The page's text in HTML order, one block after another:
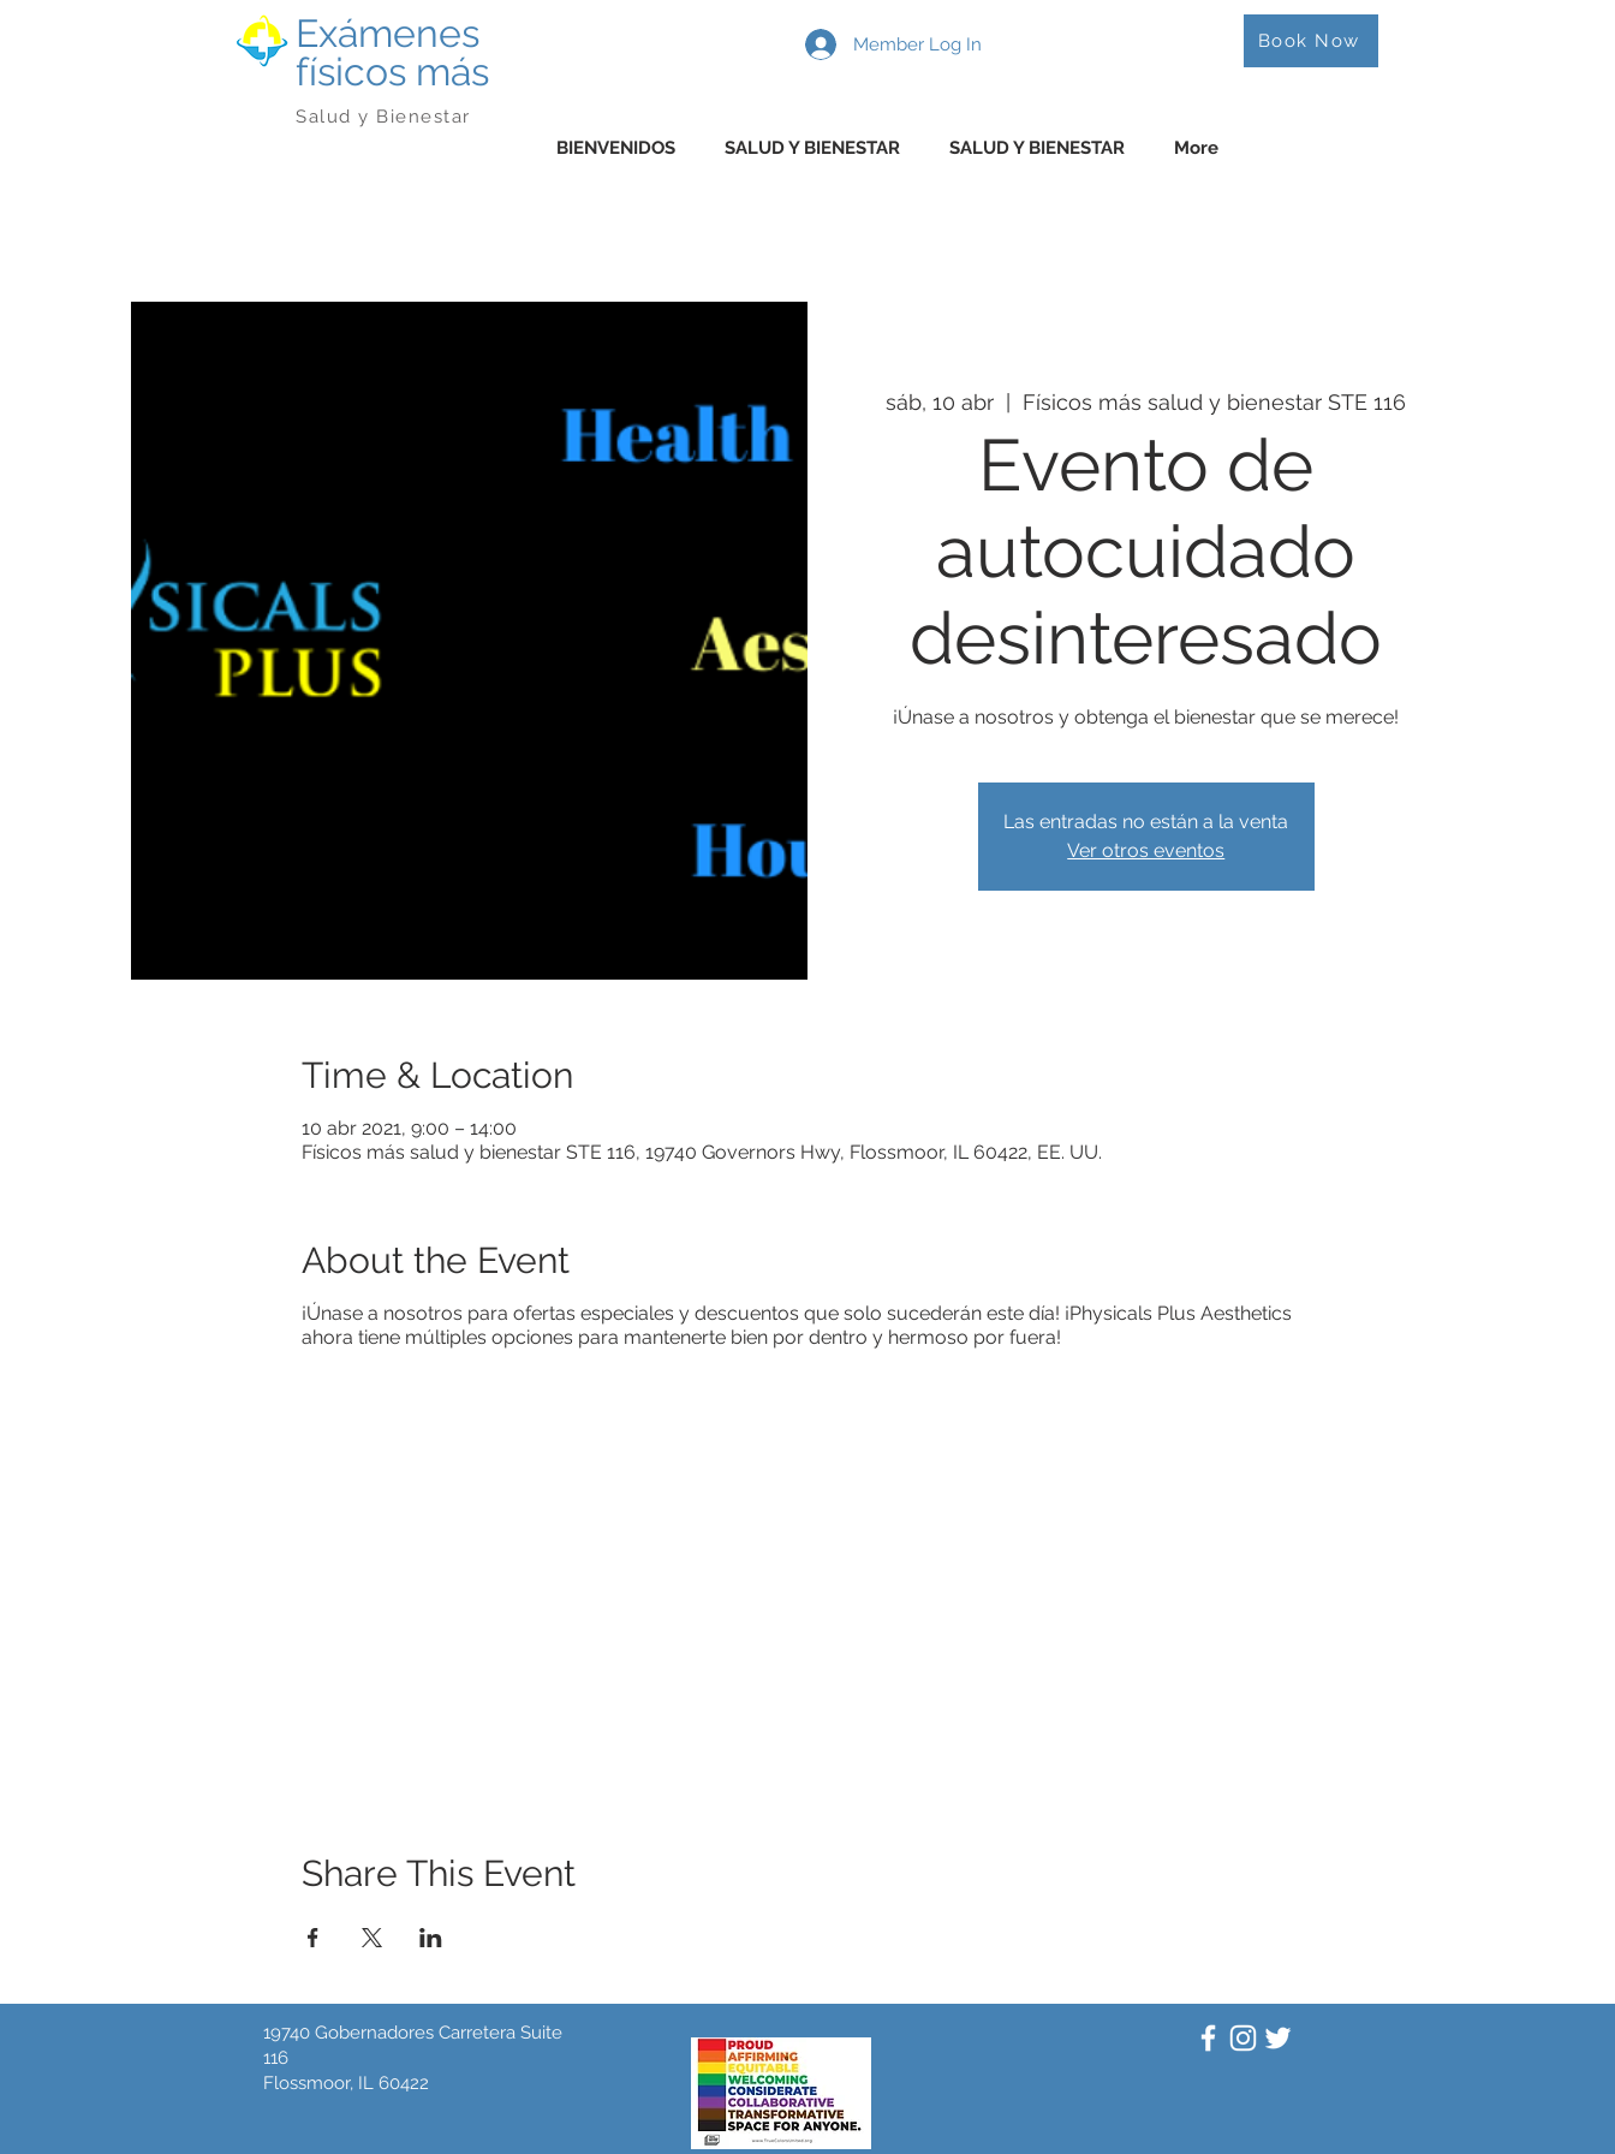
Exámenes
físicos más
BIENVENIDOS SALUD Y BIENESTAR SALUD Y BIENESTAR More
Salud y Bienestar
Member Log In Book Now
sáb, 10 abr Físicos más salud y bienestar STE 116
Evento de
autocuidado
desinteresado
¡Únase a nosotros y obtenga el bienestar que se merece!
Las entradas no están a la venta
Ver otros eventos
Time & Location
10 abr 2021, 9:00 – 14:00
Físicos más salud y bienestar STE 116, 19740 Governors Hwy, Flossmoor, IL 60422, EE. UU.
About the Event
¡Únase a nosotros para ofertas especiales y descuentos que solo sucederán este día! ¡Physicals Plus Aesthetics
ahora tiene múltiples opciones para mantenerte bien por dentro y hermoso por fuera!
Share This Event
19740 Gobernadores Carretera Suite
116
Flossmoor, IL 60422